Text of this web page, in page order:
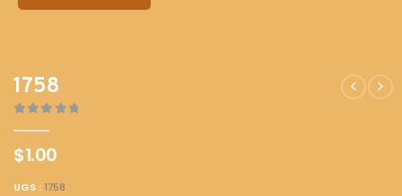
1758
$1.00
UGS : 1758